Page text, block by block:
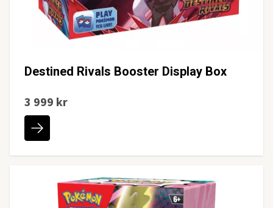
Destined Rivals Booster Display Box
3 999 kr